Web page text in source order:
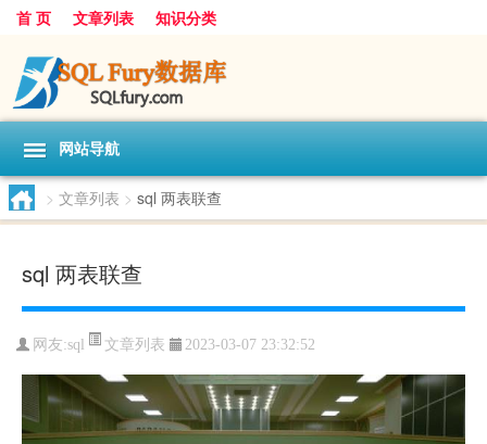
首 页 文章列表 知识分类
网站导航
> 文章列表 > sql 两表联查
sql 两表联查
网友:sql 文章列表 2023-03-07 23:32:52